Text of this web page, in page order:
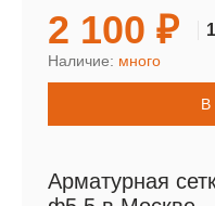
2 100 ₽
Наличие: много
Арматурная